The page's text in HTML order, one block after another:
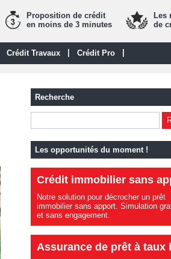
Les
de
Proposition de crédit
en moins de 3 minutes
Crédit Travaux Crédit Pro
Recherche
Les opportunités du moment !
Crédit immobilier sans
Notre solution pour décrocher un prêt
immobilier sans apport. Simulation
et sans engagement.
Assurance de prêt à taux